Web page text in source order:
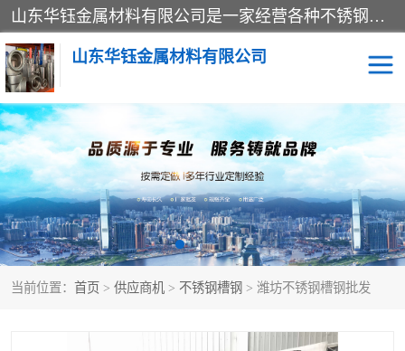
山东华钰金属材料有限公司是一家经营各种不锈钢管材、板材、圆钢、法兰、封头、型材等产品的公司；主营产品有：不锈钢管，激光切割，管件标准件，不锈钢圆钢，不锈钢人孔，不锈钢亮管，不锈钢角钢，不锈钢加工，不锈钢管子，不锈钢工业方管，不锈钢封头，不锈钢法兰，不锈钢阀门，不锈钢槽钢，不锈钢扁钢，不锈钢板等；可为客户制作各种规格的型材及不锈钢配件、非标准件及各种容器具等，能满足客户的不同采购要求。
山东华钰金属材料有限公司
当前位置： 首页 > 供应商机 > 不锈钢槽钢 > 潍坊不锈钢槽钢批发
不锈钢管 激光切割
管件标准件 不锈钢圆钢
不锈钢人孔 不锈钢亮管
不锈钢角钢 不锈钢加工
不锈钢工业方管